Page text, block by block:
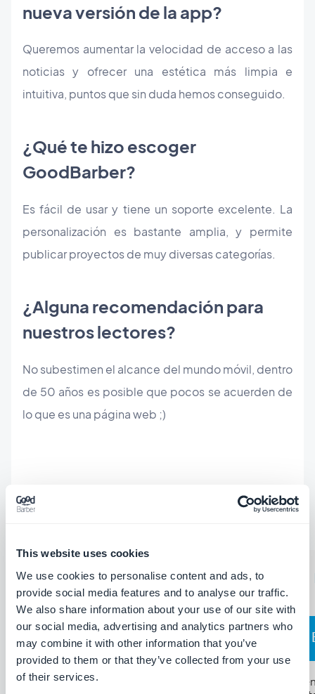
This website uses cookies
We use cookies to personalise content and ads, to
provide social media features and to analyse our traffic.
We also share information about your use of our site with
our social media, advertising and analytics partners who
may combine it with other information that you’ve
provided to them or that they’ve collected from your use
of their services.
nueva versión de la app?
Queremos aumentar la velocidad de acceso a las
noticias y ofrecer una estética más limpia e
intuitiva, puntos que sin duda hemos conseguido.
¿Qué te hizo escoger
GoodBarber?
Es fácil de usar y tiene un soporte excelente. La
personalización es bastante amplia, y permite
publicar proyectos de muy diversas categorías.
¿Alguna recomendación para
nuestros lectores?
No subestimen el alcance del mundo móvil, dentro
de 50 años es posible que pocos se acuerden de
lo que es una página web ;)
Y si quieres aprender más sobre WWWhatsnew y